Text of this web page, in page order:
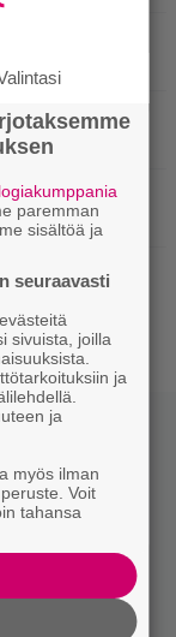
Arenalla
konsertti
olevan
ja kaikkea siltä
paremman
sisältöä ja
seuraavasti
sivuista, joilla
ja
ja
myös ilman
Voit
tahansa